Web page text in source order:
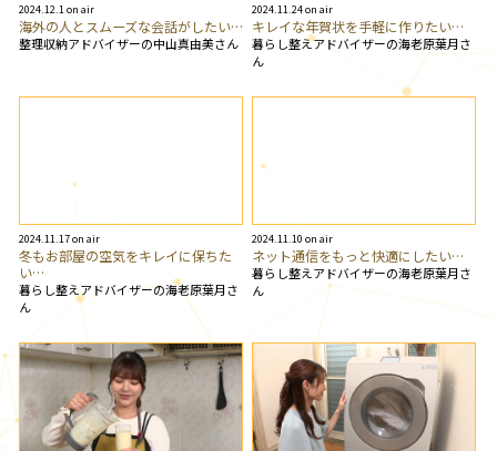
2024.12.1 on air
海外の人とスムーズな会話がしたい…
整理収納アドバイザーの中山真由美さん
2024.11.24 on air
キレイな年賀状を手軽に作りたい…
暮らし整えアドバイザーの海老原葉月さ
ん
2024.11.17 on air
冬もお部屋の空気をキレイに保ちた
い…
暮らし整えアドバイザーの海老原葉月さ
ん
2024.11.10 on air
ネット通信をもっと快適にしたい…
暮らし整えアドバイザーの海老原葉月さ
ん